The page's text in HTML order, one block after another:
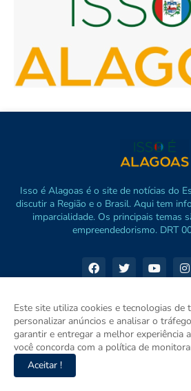
Isso é Alagoas é o site de notícias do
discutir a Região e o Brasil. Aqui tem
imparcialidade. Os principais temas
empreendedorismo. DRT
Este site utiliza cookies e tecnologias de
personalizar anúncios e analisar o
garantir e entregar a melhor experiência
você concorda com a política de
Aceitar !